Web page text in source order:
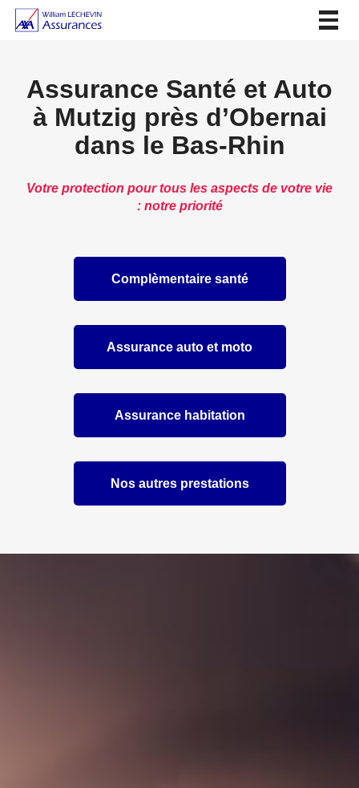
Assurance Santé et Auto
à Mutzig près d’Obernai
dans le Bas-Rhin
Votre protection pour tous les aspects de votre vie
: notre priorité
Complèmentaire santé
Assurance auto et moto
Assurance habitation
Nos autres prestations